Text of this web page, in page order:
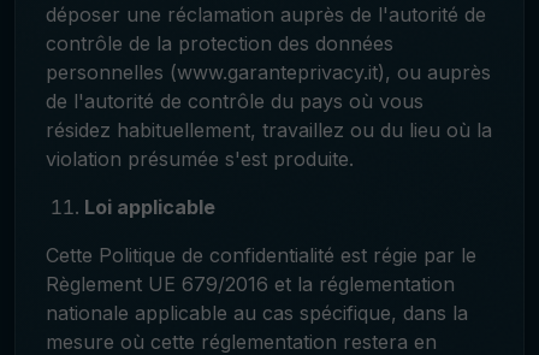
déposer une réclamation auprès de l'autorité de
contrôle de la protection des données
personnelles (www.garanteprivacy.it), ou auprès
de l'autorité de contrôle du pays où vous
résidez habituellement, travaillez ou du lieu où la
violation présumée s'est produite.
Loi applicable
Cette Politique de confidentialité est régie par le
Règlement UE 679/2016 et la réglementation
nationale applicable au cas spécifique, dans la
mesure où cette réglementation restera en